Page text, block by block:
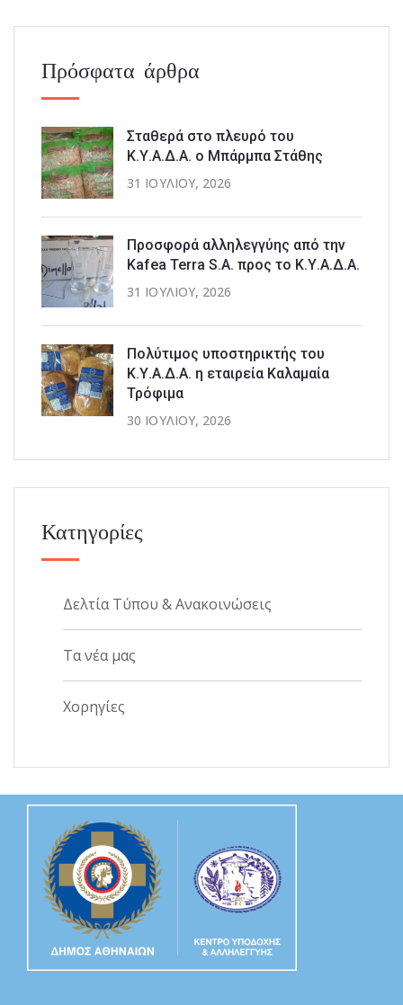
Πρόσφατα άρθρα
Σταθερά στο πλευρό του
Κ.Υ.Α.Δ.Α. ο Μπάρμπα Στάθης
31 ΙΟΥΛΊΟΥ, 2026
Προσφορά αλληλεγγύης από την
Kafea Terra S.A. προς το Κ.Υ.Α.Δ.Α.
31 ΙΟΥΛΊΟΥ, 2026
Πολύτιμος υποστηρικτής του
Κ.Υ.Α.Δ.Α. η εταιρεία Καλαμαία
Τρόφιμα
30 ΙΟΥΛΊΟΥ, 2026
Κατηγορίες
Δελτία Τύπου & Ανακοινώσεις
Τα νέα μας
Χορηγίες